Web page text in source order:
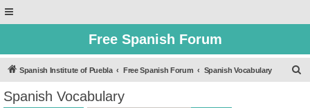
Free Spanish Forum
Spanish Institute of Puebla Free Spanish Forum Spanish Vocabulary
Spanish Vocabulary